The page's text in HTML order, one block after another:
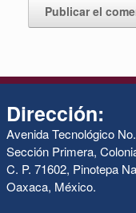
Dirección:
Avenida Tecnológico
Sección Primera,
C. P. 71602, Pinotepa
Oaxaca, México.